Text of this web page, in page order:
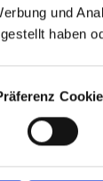
und
haben